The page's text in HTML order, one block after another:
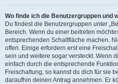
Wo finde ich die Benutzergruppen und
Du findest die Benutzergruppen unter
Bereich. Wenn du einer beitreten
entsprechenden Schaltfläche machen.
offen. Einige erfordern erst eine
sein und weitere sogar versteckt. Wenn
einfach durch die entsprechende
Freischaltung, so kannst du dich für sie
daraufhin deinen Antrag annehmen. Er